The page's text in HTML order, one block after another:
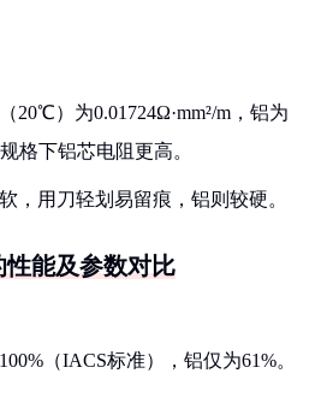
20℃）为0.01724Ω·mm²/m，铝为
格下铝芯电阻更高。
，用刀轻划易留痕，铝则较硬。
能及参数对比
（IACS标准），铝仅为61%。